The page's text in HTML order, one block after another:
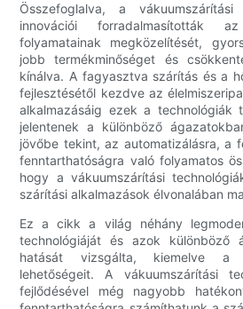
Összefoglalva, a
innovációi forradalmasították
folyamatainak megközelítését,
jobb termékminőséget és
kínálva. A fagyasztva szárítás és a
fejlesztésétől kezdve az
alkalmazásáig ezek a technológiák
jelentenek a különböző
jövőbe tekint, az automatizálásra, a
fenntarthatóságra való folyamatos
hogy a vákuumszárítási
szárítási alkalmazások élvonalában
Ez a cikk a világ néhány
technológiáját és azok különböző
hatását vizsgálta, kiemelve a
lehetőségeit. A vákuumszárítási
fejlődésével még nagyobb